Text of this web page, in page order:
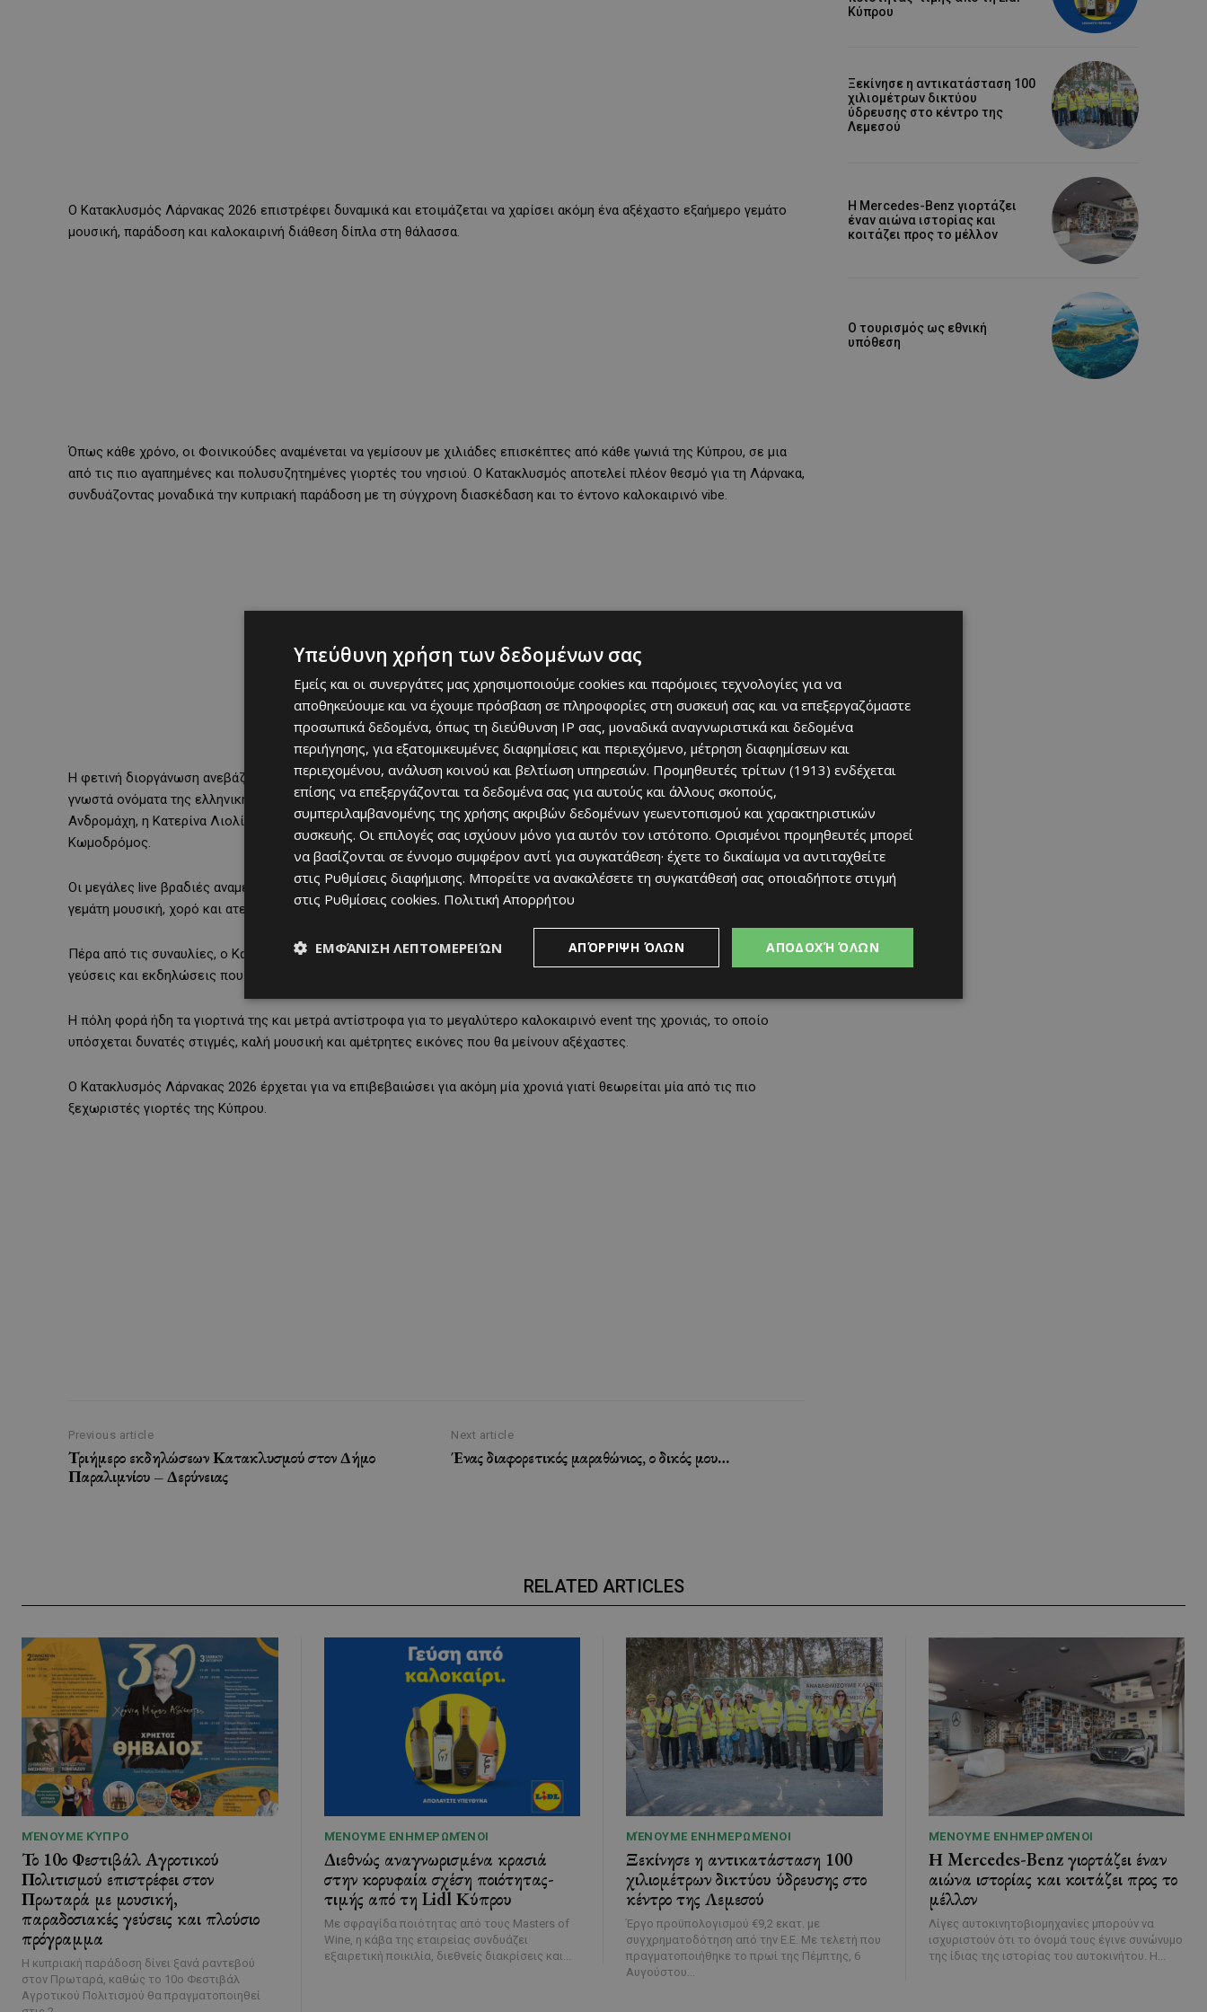
Ο Κατακλυσμός Λάρνακας 2026 επιστρέφει δυναμικά και ετοιμάζεται να χαρίσει ακόμη ένα αξέχαστο εξαήμερο γεμάτο
μουσική, παράδοση και καλοκαιρινή διάθεση δίπλα στη θάλασσα.
Όπως κάθε χρόνο, οι Φοινικούδες αναμένεται να γεμίσουν με χιλιάδες επισκέπτες από κάθε γωνιά της Κύπρου, σε μια
από τις πιο αγαπημένες και πολυσυζητημένες γιορτές του νησιού. Ο Κατακλυσμός αποτελεί πλέον θεσμό για τη Λάρνακα,
συνδυάζοντας μοναδικά την κυπριακή παράδοση με τη σύγχρονη διασκέδαση και το έντονο καλοκαιρινό vibe.
Η φετινή διοργάνωση ανεβάζει ακόμη περισσότερο τον πήχη, με ένα πλούσιο μουσικό πρόγραμμα που περιλαμβάνει
γνωστά ονόματα της ελληνικής και κυπριακής μουσικής σκηνής. Στη σκηνή θα βρεθούν η Ευριδίκη, ο Πάνος Κιάμος, η
Ανδρομάχη, η Κατερίνα Λιολίου και η Δέσποινα Ολυμπίου, ενώ μαζί τους θα εμφανιστεί και ο Κωνσταντίνος
Κωμοδρόμος.
Οι μεγάλες live βραδιές αναμένεται να συγκεντρώσουν χιλιάδες κόσμου, δημιουργώντας μια μοναδική ατμόσφαιρα
γεμάτη μουσική, χορό και ατελείωτο κέφι δίπλα στο κύμα.
Πέρα από τις συναυλίες, ο Κατακλυσμός διατηρεί τον παραδοσιακό του χαρακτήρα, με δραστηριότητες, περίπτερα,
γεύσεις και εκδηλώσεις που δίνουν ζωή σε ολόκληρη την παραλιακή περιοχή της Λάρνακας.
Η πόλη φορά ήδη τα γιορτινά της και μετρά αντίστροφα για το μεγαλύτερο καλοκαιρινό event της χρονιάς, το οποίο
υπόσχεται δυνατές στιγμές, καλή μουσική και αμέτρητες εικόνες που θα μείνουν αξέχαστες.
Ο Κατακλυσμός Λάρνακας 2026 έρχεται για να επιβεβαιώσει για ακόμη μία χρονιά γιατί θεωρείται μία από τις πιο
ξεχωριστές γιορτές της Κύπρου.
Previous article
Τριήμερο εκδηλώσεων Κατακλυσμού στον Δήμο
Παραλιμνίου – Δερύνειας
Next article
Ένας διαφορετικός μαραθώνιος, ο δικός μου…
Κύπρου
Ξεκίνησε η αντικατάσταση 100
χιλιομέτρων δικτύου
ύδρευσης στο κέντρο της
Λεμεσού
Η Mercedes-Benz γιορτάζει
έναν αιώνα ιστορίας και
κοιτάζει προς το μέλλον
Ο τουρισμός ως εθνική
υπόθεση
RELATED ARTICLES
ΜΈΝΟΥΜΕ ΚΎΠΡΟ
Το 10ο Φεστιβάλ Αγροτικού
Πολιτισμού επιστρέφει στον
Πρωταρά με μουσική,
παραδοσιακές γεύσεις και πλούσιο
πρόγραμμα
Η κυπριακή παράδοση δίνει ξανά ραντεβού
στον Πρωταρά, καθώς το 10ο Φεστιβάλ
Αγροτικού Πολιτισμού θα πραγματοποιηθεί
ΜΈΝΟΥΜΕ ΕΝΗΜΕΡΩΜΈΝΟΙ
Διεθνώς αναγνωρισμένα κρασιά
στην κορυφαία σχέση ποιότητας-
τιμής από τη Lidl Κύπρου
Με σφραγίδα ποιότητας από τους Masters of
Wine, η κάβα της εταιρείας συνδυάζει
εξαιρετική ποικιλία, διεθνείς διακρίσεις και...
ΜΈΝΟΥΜΕ ΕΝΗΜΕΡΩΜΈΝΟΙ
Ξεκίνησε η αντικατάσταση 100
χιλιομέτρων δικτύου ύδρευσης στο
κέντρο της Λεμεσού
Έργο προϋπολογισμού €9,2 εκατ. με
συγχρηματοδότηση από την Ε.Ε. Με τελετή που
πραγματοποιήθηκε το πρωί της Πέμπτης, 6
Αυγούστου...
ΜΈΝΟΥΜΕ ΕΝΗΜΕΡΩΜΈΝΟΙ
Η Mercedes-Benz γιορτάζει έναν
αιώνα ιστορίας και κοιτάζει προς το
μέλλον
Λίγες αυτοκινητοβιομηχανίες μπορούν να
ισχυριστούν ότι το όνομά τους έγινε συνώνυμο
της ίδιας της ιστορίας του αυτοκινήτου. Η...
Υπεύθυνη χρήση των δεδομένων σας
Εμείς και οι συνεργάτες μας χρησιμοποιούμε cookies και παρόμοιες τεχνολογίες για να
αποθηκεύουμε και να έχουμε πρόσβαση σε πληροφορίες στη συσκευή σας και να επεξεργαζόμαστε
προσωπικά δεδομένα, όπως τη διεύθυνση IP σας, μοναδικά αναγνωριστικά και δεδομένα
περιήγησης, για εξατομικευμένες διαφημίσεις και περιεχόμενο, μέτρηση διαφημίσεων και
περιεχομένου, ανάλυση κοινού και βελτίωση υπηρεσιών. Προμηθευτές τρίτων (1913) ενδέχεται
επίσης να επεξεργάζονται τα δεδομένα σας για αυτούς και άλλους σκοπούς,
συμπεριλαμβανομένης της χρήσης ακριβών δεδομένων γεωεντοπισμού και χαρακτηριστικών
συσκευής. Οι επιλογές σας ισχύουν μόνο για αυτόν τον ιστότοπο. Ορισμένοι προμηθευτές μπορεί
να βασίζονται σε έννομο συμφέρον αντί για συγκατάθεση· έχετε το δικαίωμα να αντιταχθείτε
στις Ρυθμίσεις διαφήμισης. Μπορείτε να ανακαλέσετε τη συγκατάθεσή σας οποιαδήποτε στιγμή
στις Ρυθμίσεις cookies. Πολιτική Απορρήτου
ΑΠΟΔΟΧΉ ΌΛΩΝ
ΑΠΌΡΡΙΨΗ ΌΛΩΝ
ΕΜΦΆΝΙΣΗ ΛΕΠΤΟΜΕΡΕΙΏΝ